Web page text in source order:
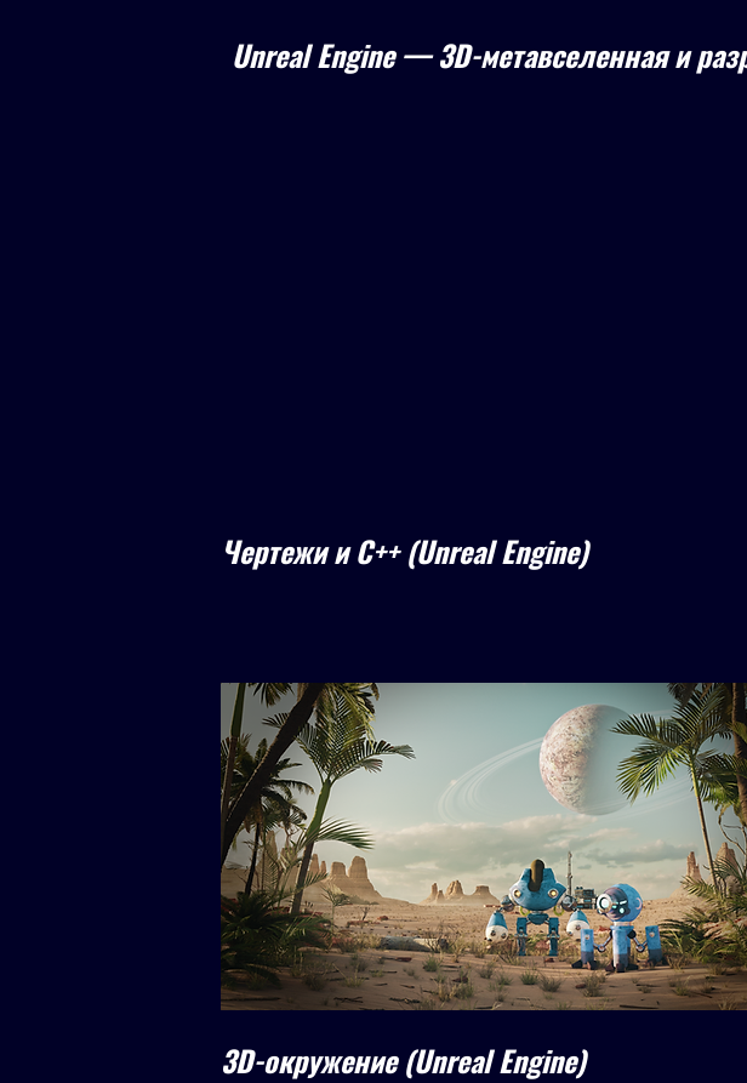
Unreal Engine — 3D-метавселенная и
Чертежи и C++ (Unreal Engine)
3D-окружение (Unreal Engine)